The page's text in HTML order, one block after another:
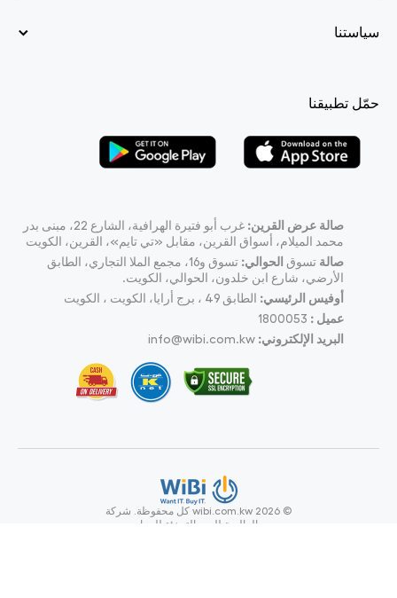
سياستنا
حمّل تطبيقنا
صالة عرض القرين:
غرب أبو فتيرة الهرافية، الشارع 22، مبنى بدر
محمد الميلام، أسواق القرين، مقابل «تي تايم»، القرين، الكويت
صالة تسوق الحوالي:
تسوق و16، مجمع الملا التجاري، الطابق
الأرضي، شارع ابن خلدون، الحوالي، الكويت.
أوفيس الرئيسي: الطابق 49 ، برج أرايا، الكويت ، الكويت
عميل : 1800053
البريد الإلكتروني: info@wibi.com.kw
© wibi.com.kw 2026 كل محفوظة. شركة
ويبي العالمية للبيع بالتجزئة للحواسيب